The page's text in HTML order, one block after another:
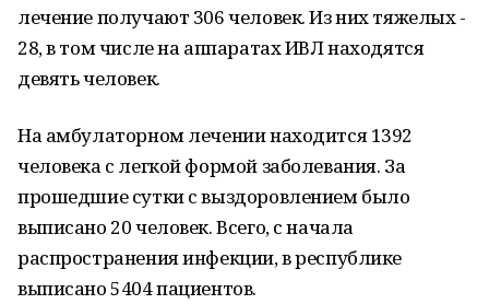
лечение получают 306 человек. Из них тяжелых -
28, в том числе на аппаратах ИВЛ находятся
девять человек.
На амбулаторном лечении находится 1392
человека с легкой формой заболевания. За
прошедшие сутки с выздоровлением было
выписано 20 человек. Всего, с начала
распространения инфекции, в республике
выписано 5404 пациентов.